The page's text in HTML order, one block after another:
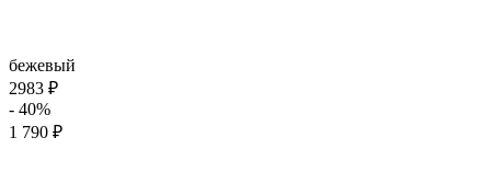
бежевый
2983 ₽
- 40%
1 790 ₽